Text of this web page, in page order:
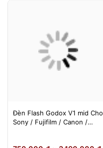
Đèn Flash Godox V1 mid Cho
Sony / Fujifilm / Canon /